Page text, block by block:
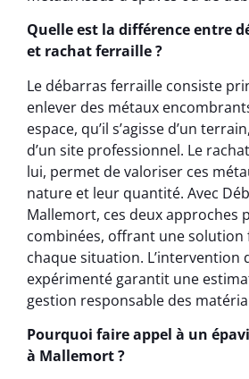
Quelle est la différence entre
et rachat ferraille ?
Le débarras ferraille consiste
enlever des métaux
espace, qu’il s’agisse d’un
d’un site professionnel. Le
lui, permet de valoriser ces
nature et leur quantité. Avec
Mallemort, ces deux approches
combinées, offrant une solution
chaque situation. L’intervention
expérimenté garantit une
gestion responsable des
Pourquoi faire appel à un
à Mallemort ?